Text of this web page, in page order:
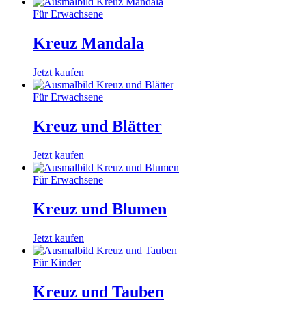
Für Erwachsene
Kreuz Mandala
Jetzt kaufen
Für Erwachsene
Kreuz und Blätter
Jetzt kaufen
Für Erwachsene
Kreuz und Blumen
Jetzt kaufen
Für Kinder
Kreuz und Tauben